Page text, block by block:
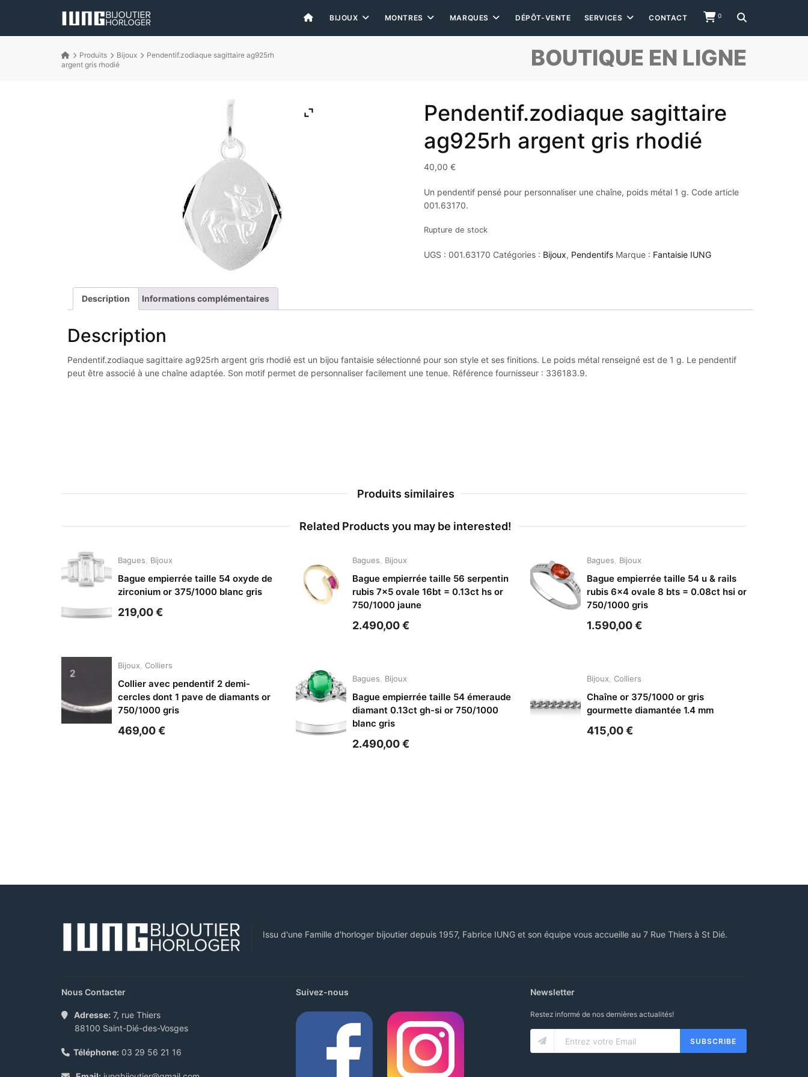
0
BIJOUX MONTRES MARQUES DÉPÔT-VENTE SERVICES CONTACT
BOUTIQUE EN LIGNE
Produits Bijoux
Pendentif.zodiaque sagittaire ag925rh
argent gris rhodié
Pendentif.zodiaque sagittaire
ag925rh argent gris rhodié
40,00 €
Un pendentif pensé pour personnaliser une chaîne, poids métal 1 g. Code article
001.63170.
Rupture de stock
UGS : 001.63170 Catégories : Bijoux, Pendentifs Marque : Fantaisie IUNG
Description Informations complémentaires
Description
Pendentif.zodiaque sagittaire ag925rh argent gris rhodié est un bijou fantaisie sélectionné pour son style et ses finitions. Le poids métal renseigné est de 1 g. Le pendentif
peut être associé à une chaîne adaptée. Son motif permet de personnaliser facilement une tenue. Référence fournisseur : 336183.9.
Produits similaires
Related Products you may be interested!
Bagues Bijoux
Bague empierrée taille 54 oxyde de
zirconium or 375/1000 blanc gris
219,00€
Bijoux Colliers
Collier avec pendentif 2 demi-
cercles dont 1 pave de diamants or
750/1000 gris
469,00€
Bagues Bijoux
Bague empierrée taille 56 serpentin
rubis 7×5 ovale 16bt = 0.13ct hs or
750/1000 jaune
2.490,00€
Bagues Bijoux
Bague empierrée taille 54 émeraude
diamant 0.13ct gh-si or 750/1000
blanc gris
2.490,00€
Bagues Bijoux
Bague empierrée taille 54 u & rails
rubis 6×4 ovale 8 bts = 0.08ct hsi or
750/1000 gris
1.590,00€
Bijoux Colliers
Chaîne or 375/1000 or gris
gourmette diamantée 1.4 mm
415,00€
Issu d'une Famille d'horloger bijoutier depuis 1957, Fabrice IUNG et son équipe vous accueille au 7 Rue Thiers à St Dié.
Nous Contacter
Adresse: 7, rue Thiers
88100 Saint-Dié-des-Vosges
Téléphone: 03 29 56 21 16
Suivez-nous Newsletter
Restez informé de nos dernières actualités!
SUBSCRIBE